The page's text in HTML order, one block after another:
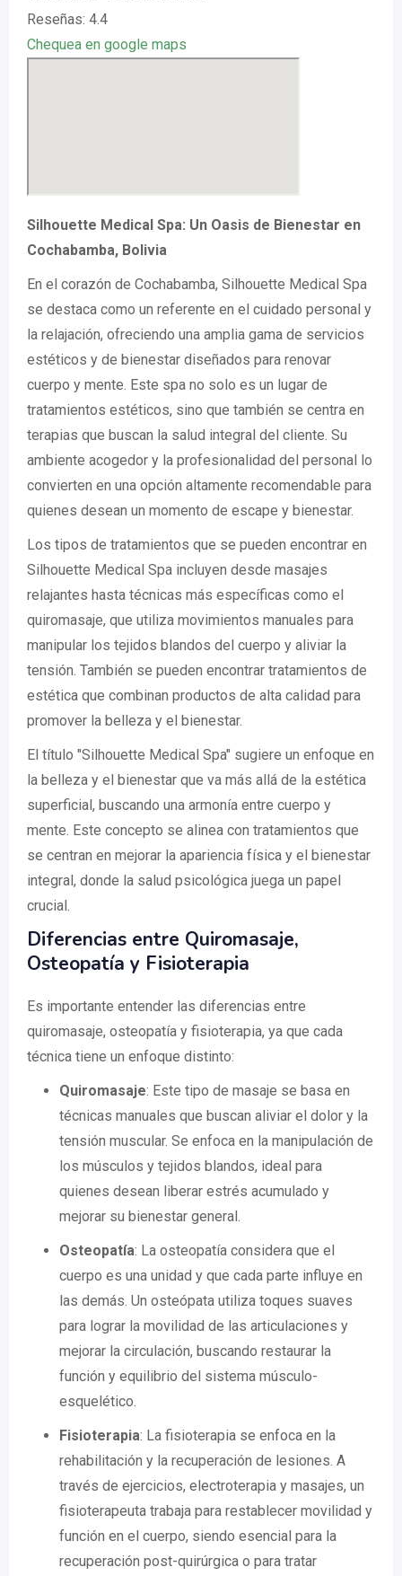
Reseñas: 4.4
Chequea en google maps
Silhouette Medical Spa: Un Oasis de Bienestar en
Cochabamba, Bolivia
En el corazón de Cochabamba, Silhouette Medical Spa
se destaca como un referente en el cuidado personal y
la relajación, ofreciendo una amplia gama de servicios
estéticos y de bienestar diseñados para renovar
cuerpo y mente. Este spa no solo es un lugar de
tratamientos estéticos, sino que también se centra en
terapias que buscan la salud integral del cliente. Su
ambiente acogedor y la profesionalidad del personal lo
convierten en una opción altamente recomendable para
quienes desean un momento de escape y bienestar.
Los tipos de tratamientos que se pueden encontrar en
Silhouette Medical Spa incluyen desde masajes
relajantes hasta técnicas más específicas como el
quiromasaje, que utiliza movimientos manuales para
manipular los tejidos blandos del cuerpo y aliviar la
tensión. También se pueden encontrar tratamientos de
estética que combinan productos de alta calidad para
promover la belleza y el bienestar.
El título "Silhouette Medical Spa" sugiere un enfoque en
la belleza y el bienestar que va más allá de la estética
superficial, buscando una armonía entre cuerpo y
mente. Este concepto se alinea con tratamientos que
se centran en mejorar la apariencia física y el bienestar
integral, donde la salud psicológica juega un papel
crucial.
Diferencias entre Quiromasaje,
Osteopatía y Fisioterapia
Es importante entender las diferencias entre
quiromasaje, osteopatía y fisioterapia, ya que cada
técnica tiene un enfoque distinto:
Quiromasaje: Este tipo de masaje se basa en
técnicas manuales que buscan aliviar el dolor y la
tensión muscular. Se enfoca en la manipulación de
los músculos y tejidos blandos, ideal para
quienes desean liberar estrés acumulado y
mejorar su bienestar general.
Osteopatía: La osteopatía considera que el
cuerpo es una unidad y que cada parte influye en
las demás. Un osteópata utiliza toques suaves
para lograr la movilidad de las articulaciones y
mejorar la circulación, buscando restaurar la
función y equilibrio del sistema músculo-
esquelético.
Fisioterapia: La fisioterapia se enfoca en la
rehabilitación y la recuperación de lesiones. A
través de ejercicios, electroterapia y masajes, un
fisioterapeuta trabaja para restablecer movilidad y
función en el cuerpo, siendo esencial para la
recuperación post-quirúrgica o para tratar